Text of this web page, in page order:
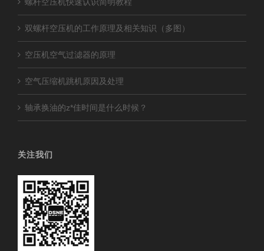
双螺杆空压机的工作原理及相关知识（多图）
空压机空气过滤器的原理
空气压缩机跳机原因及处理
轴承换油的z*佳时间是什么时候？
关注我们